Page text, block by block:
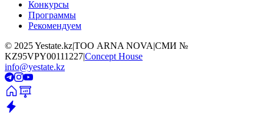
Конкурсы
Программы
Рекомендуем
© 2025Yestate.kz|ТОО ARNA NOVA|СМИ №
KZ95VPY00111227|Concept House
info@yestate.kz